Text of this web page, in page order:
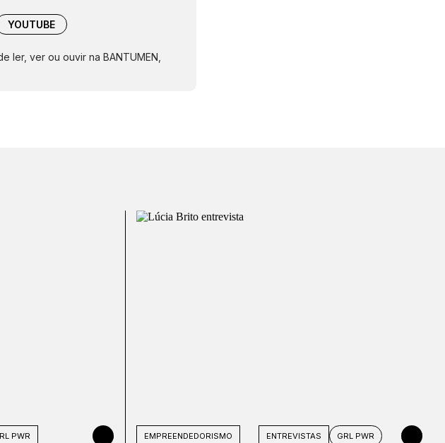
YOUTUBE
ler, ver ou ouvir na BANTUMEN,
PWR 5 DE MAIO DE 2026EMPREENDEDORISMO ENTREVISTAS GRL PWR 30 DE